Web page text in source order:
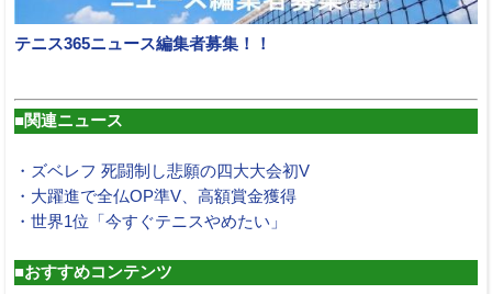
テニス365ニュース編集者募集！！
■関連ニュース
・ズベレフ 死闘制し悲願の四大大会初V
・大躍進で全仏OP準V、高額賞金獲得
・世界1位「今すぐテニスやめたい」
■おすすめコンテンツ